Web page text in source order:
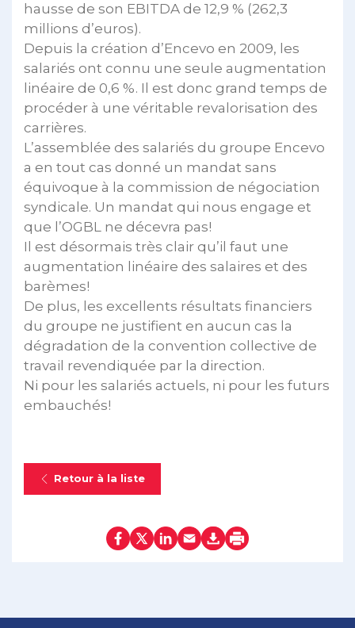
hausse de son EBITDA de 12,9 % (262,3
millions d’euros).
Depuis la création d’Encevo en 2009, les
salariés ont connu une seule augmentation
linéaire de 0,6 %. Il est donc grand temps de
procéder à une véritable revalorisation des
carrières.
L’assemblée des salariés du groupe Encevo
a en tout cas donné un mandat sans
équivoque à la commission de négociation
syndicale. Un mandat qui nous engage et
que l’OGBL ne décevra pas!
Il est désormais très clair qu’il faut une
augmentation linéaire des salaires et des
barèmes!
De plus, les excellents résultats financiers
du groupe ne justifient en aucun cas la
dégradation de la convention collective de
travail revendiquée par la direction.
Ni pour les salariés actuels, ni pour les futurs
embauchés!
Retour à la liste